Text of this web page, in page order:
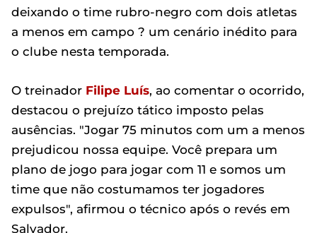
deixando o time rubro-negro com dois atletas
a menos em campo ? um cenário inédito para
o clube nesta temporada.
O treinador Filipe Luís, ao comentar o ocorrido,
destacou o prejuízo tático imposto pelas
ausências. "Jogar 75 minutos com um a menos
prejudicou nossa equipe. Você prepara um
plano de jogo para jogar com 11 e somos um
time que não costumamos ter jogadores
expulsos", afirmou o técnico após o revés em
Salvador.